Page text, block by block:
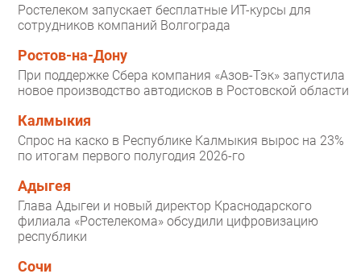
Ростелеком запускает бесплатные ИТ-курсы для
сотрудников компаний Волгограда
Ростов-на-Дону
При поддержке Сбера компания «Азов-Тэк» запустила
новое производство автодисков в Ростовской области
Калмыкия
Спрос на каско в Республике Калмыкия вырос на 23%
по итогам первого полугодия 2026-го
Адыгея
Глава Адыгеи и новый директор Краснодарского
филиала «Ростелекома» обсудили цифровизацию
республики
Сочи